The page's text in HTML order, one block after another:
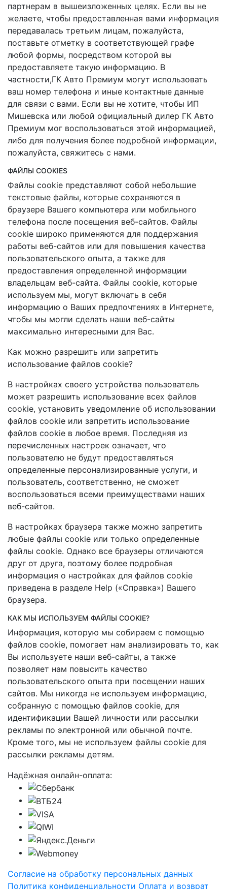
партнерам в вышеизложенных целях. Если вы не
желаете, чтобы предоставленная вами информация
передавалась третьим лицам, пожалуйста,
поставьте отметку в соответствующей графе
любой формы, посредством которой вы
предоставляете такую информацию. В
частности,ГК Авто Премиум могут использовать
ваш номер телефона и иные контактные данные
для связи с вами. Если вы не хотите, чтобы ИП
Мишевска или любой официальный дилер ГК Авто
Премиум мог воспользоваться этой информацией,
либо для получения более подробной информации,
пожалуйста, свяжитесь с нами.
ФАЙЛЫ COOKIES
Файлы cookie представляют собой небольшие
текстовые файлы, которые сохраняются в
браузере Вашего компьютера или мобильного
телефона после посещения веб-сайтов. Файлы
cookie широко применяются для поддержания
работы веб-сайтов или для повышения качества
пользовательского опыта, а также для
предоставления определенной информации
владельцам веб-сайта. Файлы cookie, которые
используем мы, могут включать в себя
информацию о Ваших предпочтениях в Интернете,
чтобы мы могли сделать наши веб-сайты
максимально интересными для Вас.
Как можно разрешить или запретить
использование файлов cookie?
В настройках своего устройства пользователь
может разрешить использование всех файлов
cookie, установить уведомление об использовании
файлов cookie или запретить использование
файлов cookie в любое время. Последняя из
перечисленных настроек означает, что
пользователю не будут предоставляться
определенные персонализированные услуги, и
пользователь, соответственно, не сможет
воспользоваться всеми преимуществами наших
веб-сайтов.
В настройках браузера также можно запретить
любые файлы cookie или только определенные
файлы cookie. Однако все браузеры отличаются
друг от друга, поэтому более подробная
информация о настройках для файлов cookie
приведена в разделе Help («Справка») Вашего
браузера.
КАК МЫ ИСПОЛЬЗУЕМ ФАЙЛЫ COOKIE?
Информация, которую мы собираем с помощью
файлов cookie, помогает нам анализировать то, как
Вы используете наши веб-сайты, а также
позволяет нам повысить качество
пользовательского опыта при посещении наших
сайтов. Мы никогда не используем информацию,
собранную с помощью файлов cookie, для
идентификации Вашей личности или рассылки
рекламы по электронной или обычной почте.
Кроме того, мы не используем файлы cookie для
рассылки рекламы детям.
Надёжная онлайн-оплата:
Согласие на обработку персональных данных
Политика конфиденциальности Оплата и возврат